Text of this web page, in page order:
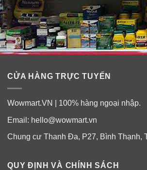
CỬA HÀNG TRỰC TUYẾN
Wowmart.VN | 100% hàng ngoại nhập.
Email: hello@wowmart.vn
Chung cư Thanh Đa, P27, Bình Thạnh,
QUY ĐỊNH VÀ CHÍNH SÁCH